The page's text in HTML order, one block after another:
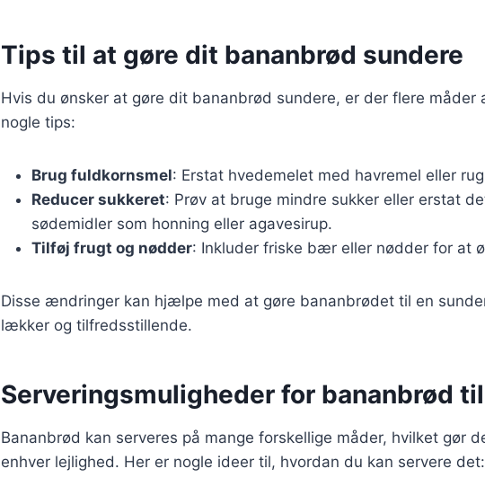
Tips til at gøre dit bananbrød sundere
Hvis du ønsker at gøre dit bananbrød sundere, er der flere måder
nogle tips:
Brug fuldkornsmel: Erstat hvedemelet med havremel eller
Reducer sukkeret: Prøv at bruge mindre sukker eller erstat
sødemidler som honning eller agavesirup.
Tilføj frugt og nødder: Inkluder friske bær eller nødder for at
Disse ændringer kan hjælpe med at gøre bananbrødet til en
lækker og tilfredsstillende.
Serveringsmuligheder for bananbrød
Bananbrød kan serveres på mange forskellige måder, hvilket gør
enhver lejlighed. Her er nogle ideer til, hvordan du kan servere det: